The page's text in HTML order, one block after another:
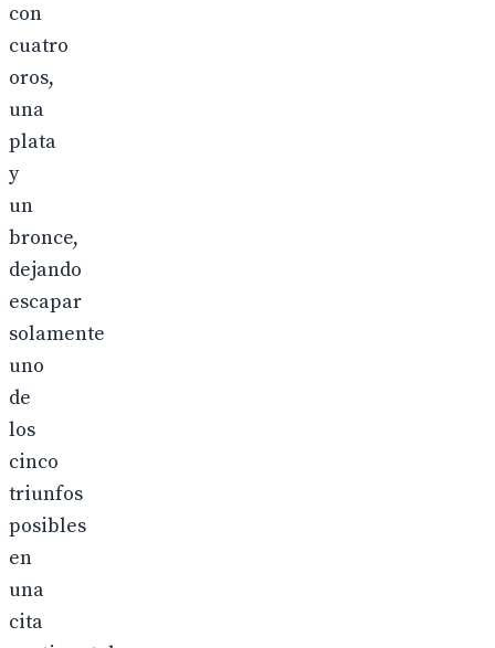
con
cuatro
oros,
una
plata
y
un
bronce,
dejando
escapar
solamente
uno
de
los
cinco
triunfos
posibles
en
una
cita